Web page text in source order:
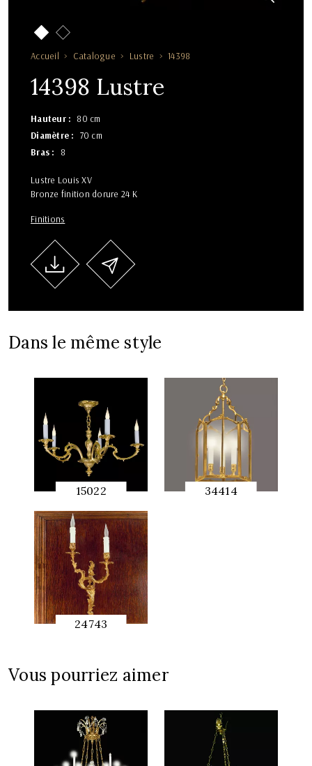
Accueil Catalogue Lustre 14398
14398 Lustre
Hauteur
80 cm
Diamètre
70 cm
Bras
8
Lustre Louis XV
Bronze finition dorure 24 K
Finitions
Dans le même style
15022
APERÇU
RAPIDE
34414
24743
Vous pourriez aimer